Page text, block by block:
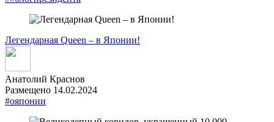
Легендарная Queen – в Японии!
Анатолий Краснов
Размещено 14.02.2024
#ояпонии